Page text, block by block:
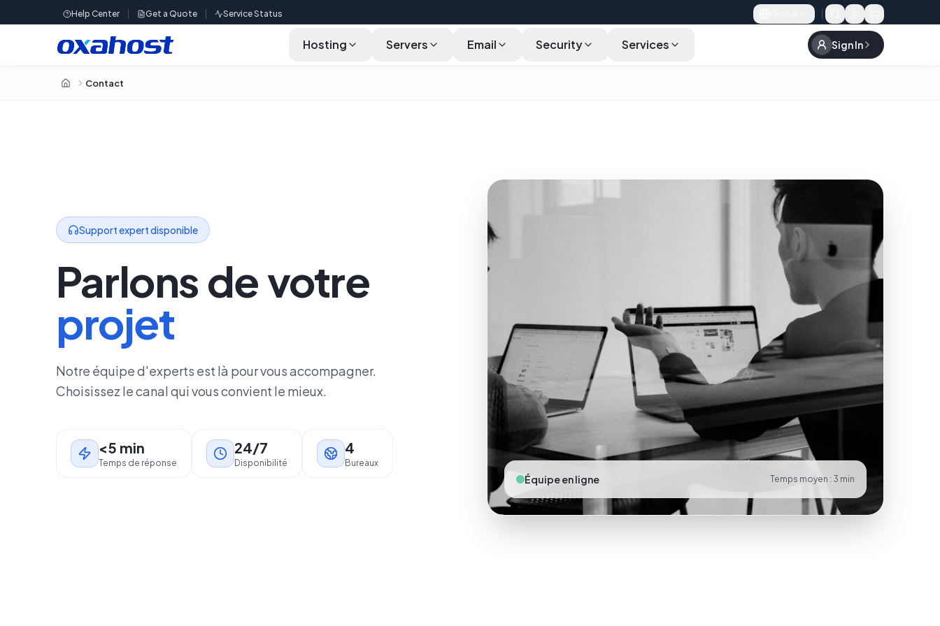
Skip to contentHelp Center Get a Quote Service Status
Hosting Servers Email Security Services Sign In
Contact
Support expert disponible
Parlons devotre
projet
Notre équipe d'experts est là pour vous accompagner.
Choisissez le canal qui vous convient le mieux.
<5 min
Temps de réponse
24/7
Disponibilité
4
Équipe en ligne Temps moyen : 3 min